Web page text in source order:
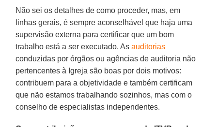
Não sei os detalhes de como proceder, mas, em
linhas gerais, é sempre aconselhável que haja uma
supervisão externa para certificar que um bom
trabalho está a ser executado. Asauditorias
conduzidas por órgãos ou agências de auditoria não
pertencentes à Igreja são boas por dois motivos:
contribuem para a objetividade e também certificam
que não estamos trabalhando sozinhos, mas com o
conselho de especialistas independentes.